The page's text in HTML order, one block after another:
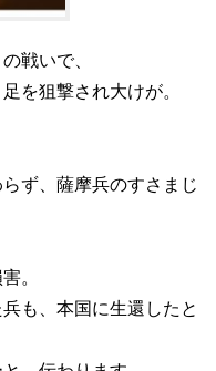
戦いで、
を狙撃され大けが。
ず、薩摩兵のすさまじ
。
も、本国に生還したと